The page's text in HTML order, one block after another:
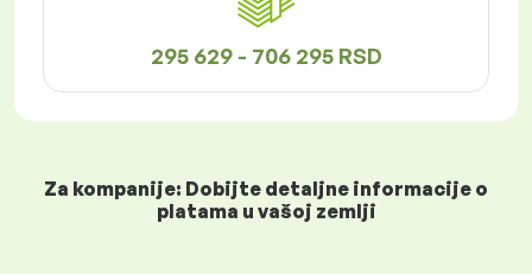
295 629 - 706 295 RSD
Za kompanije: Dobijte detaljne informacije o
platama u vašoj zemlji